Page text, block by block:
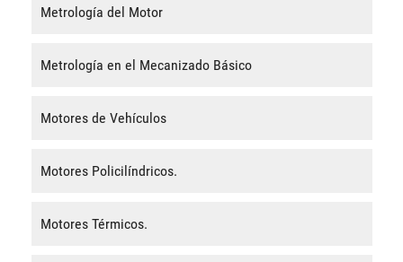
Metrología del Motor
Metrología en el Mecanizado Básico
Motores de Vehículos
Motores Policilíndricos.
Motores Térmicos.